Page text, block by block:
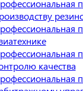
качества